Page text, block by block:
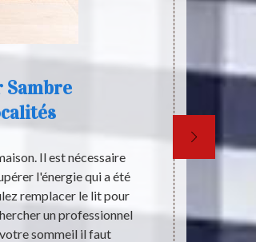
Sambre
Il est nécessaire
l'énergie qui a été
remplacer le lit pour
un professionnel
sommeil il faut
Chaque être
santé
un achat